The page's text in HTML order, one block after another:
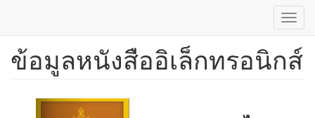
ข้าม
ข้อมูลหนังสืออิเล็กทรอนิกส์